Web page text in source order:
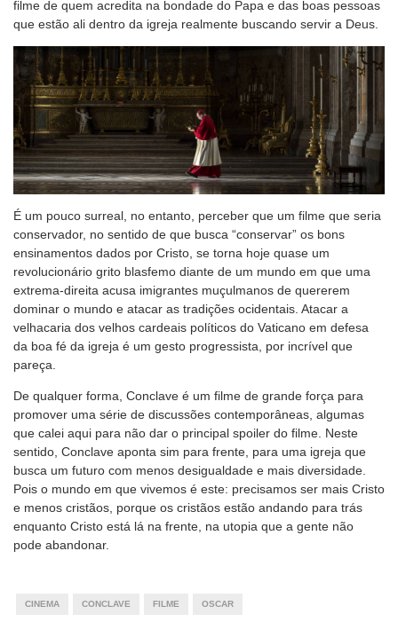
filme de quem acredita na bondade do Papa e das boas pessoas
que estão ali dentro da igreja realmente buscando servir a Deus.
É um pouco surreal, no entanto, perceber que um filme que seria
conservador, no sentido de que busca “conservar” os bons
ensinamentos dados por Cristo, se torna hoje quase um
revolucionário grito blasfemo diante de um mundo em que uma
extrema-direita acusa imigrantes muçulmanos de quererem
dominar o mundo e atacar as tradições ocidentais. Atacar a
velhacaria dos velhos cardeais políticos do Vaticano em defesa
da boa fé da igreja é um gesto progressista, por incrível que
pareça.
De qualquer forma, Conclave é um filme de grande força para
promover uma série de discussões contemporâneas, algumas
que calei aqui para não dar o principal spoiler do filme. Neste
sentido, Conclave aponta sim para frente, para uma igreja que
busca um futuro com menos desigualdade e mais diversidade.
Pois o mundo em que vivemos é este: precisamos ser mais Cristo
e menos cristãos, porque os cristãos estão andando para trás
enquanto Cristo está lá na frente, na utopia que a gente não
pode abandonar.
CINEMA CONCLAVE FILME OSCAR